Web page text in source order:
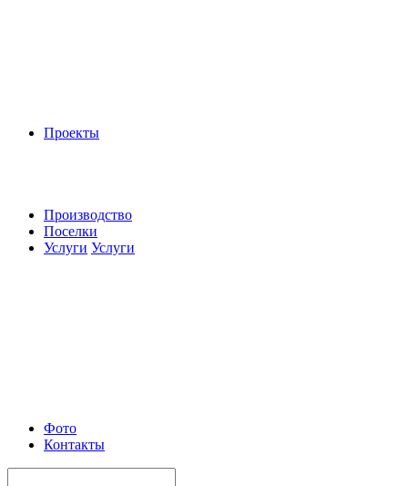
Проекты
Производство
Поселки
Услуги Услуги
Фото
Контакты